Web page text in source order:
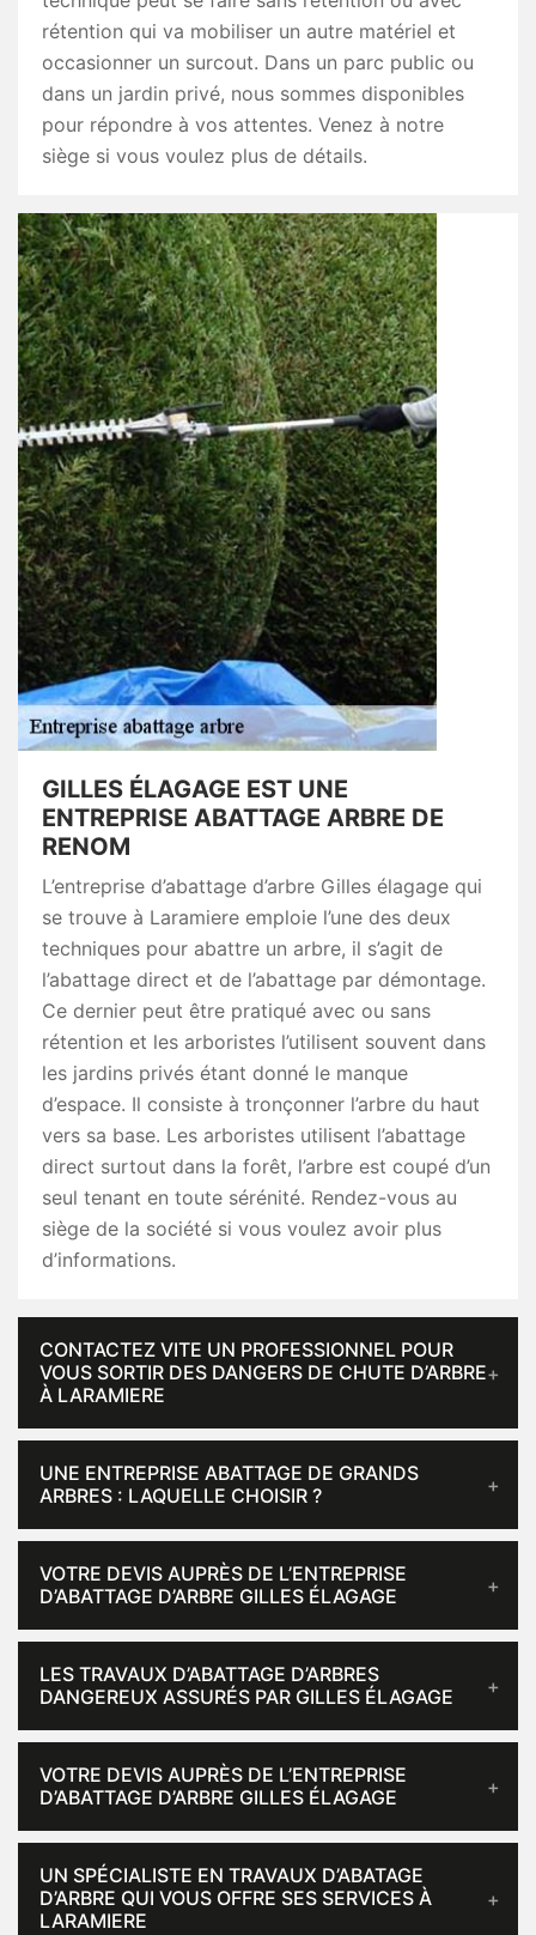
rétention qui va mobiliser un autre matériel et
occasionner un surcout. Dans un parc public ou
dans un jardin privé, nous sommes disponibles
pour répondre à vos attentes. Venez à notre
siège si vous voulez plus de détails.
GILLES ÉLAGAGE EST UNE
ENTREPRISE ABATTAGE ARBRE DE
RENOM
L’entreprise d’abattage d’arbre Gilles élagage qui
se trouve à Laramiere emploie l’une des deux
techniques pour abattre un arbre, il s’agit de
l’abattage direct et de l’abattage par démontage.
Ce dernier peut être pratiqué avec ou sans
rétention et les arboristes l’utilisent souvent dans
les jardins privés étant donné le manque
d’espace. Il consiste à tronçonner l’arbre du haut
vers sa base. Les arboristes utilisent l’abattage
direct surtout dans la forêt, l’arbre est coupé d’un
seul tenant en toute sérénité. Rendez-vous au
siège de la société si vous voulez avoir plus
d’informations.
CONTACTEZ VITE UN PROFESSIONNEL POUR
VOUS SORTIR DES DANGERS DE CHUTE D’ARBRE
À LARAMIERE
UNE ENTREPRISE ABATTAGE DE GRANDS
ARBRES : LAQUELLE CHOISIR ?
VOTRE DEVIS AUPRÈS DE L’ENTREPRISE
D’ABATTAGE D’ARBRE GILLES ÉLAGAGE
LES TRAVAUX D’ABATTAGE D’ARBRES
DANGEREUX ASSURÉS PAR GILLES ÉLAGAGE
VOTRE DEVIS AUPRÈS DE L’ENTREPRISE
D’ABATTAGE D’ARBRE GILLES ÉLAGAGE
UN SPÉCIALISTE EN TRAVAUX D’ABATAGE
D’ARBRE QUI VOUS OFFRE SES SERVICES À
LARAMIERE